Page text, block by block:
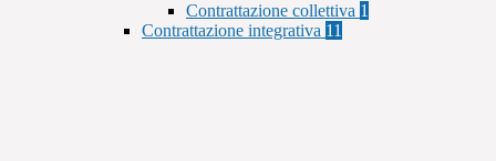
Contrattazione collettiva 1
Contrattazione integrativa 11